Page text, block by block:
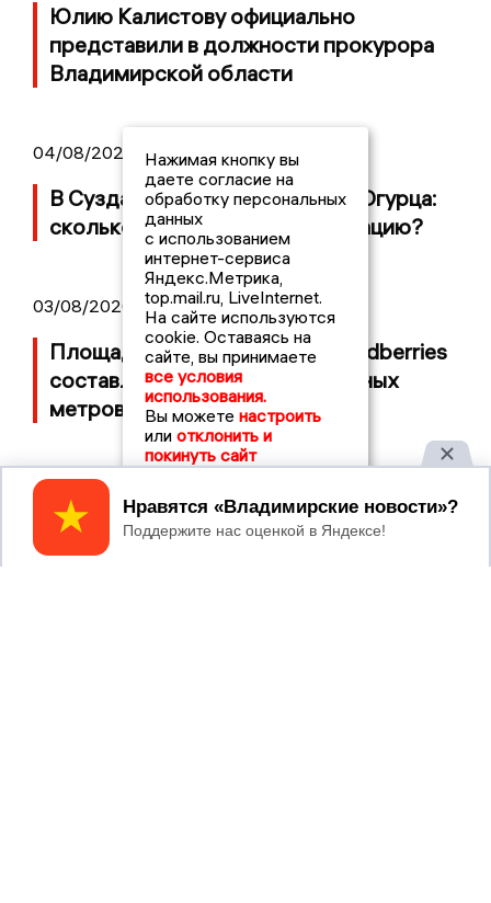
Юлию Калистову официально
представили в должности прокурора
Владимирской области
04/08/2026 09:01
В Суздале прошёл Фестиваль Огурца:
сколько потратили на организацию?
03/08/2026 14:13
Площадь пожара на складе Wildberries
составляет 100 тысяч квадратных
метров
ВЛАДИМИРСКИЕ
Нажимая кнопку вы
даете согласие на
обработку персональных
данных
с использованием
интернет-сервиса
Яндекс.Метрика,
top.mail.ru, LiveInternet.
На сайте используются
cookie. Оставаясь на
сайте, вы принимаете
все условия
использования.
Вы можете настроить
или отклонить и
покинуть сайт
Принять